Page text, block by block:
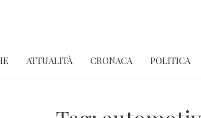
ATTUALITÀ CRONACA POLITICA